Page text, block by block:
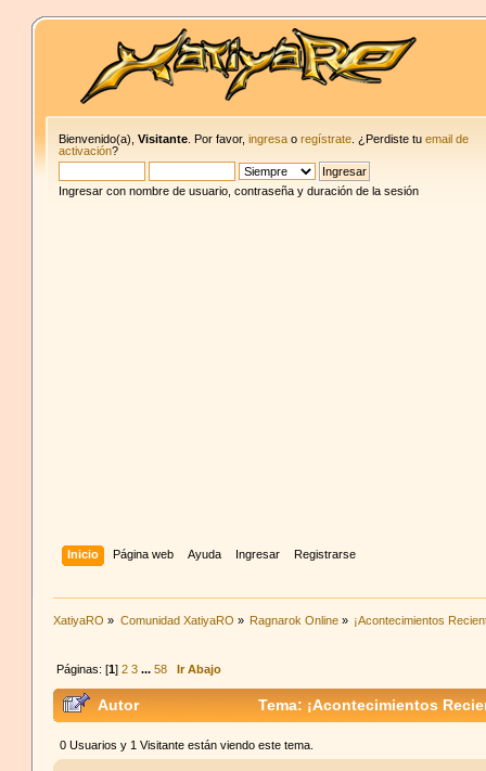
Bienvenido(a),Visitante . Por favor,ingresa oregístrate . ¿Perdiste tuemail de
activación?
Ingresar con nombre de usuario, contraseña y duración de la sesión
Inicio Página web Ayuda Ingresar Registrarse
XatiyaRO » Comunidad XatiyaRO » Ragnarok Online » ¡Acontecimientos
Páginas: [1] 2 3 ... 58 Ir Abajo
Autor Tema: ¡Acontecimientos
0 Usuarios y 1 Visitante están viendo este tema.